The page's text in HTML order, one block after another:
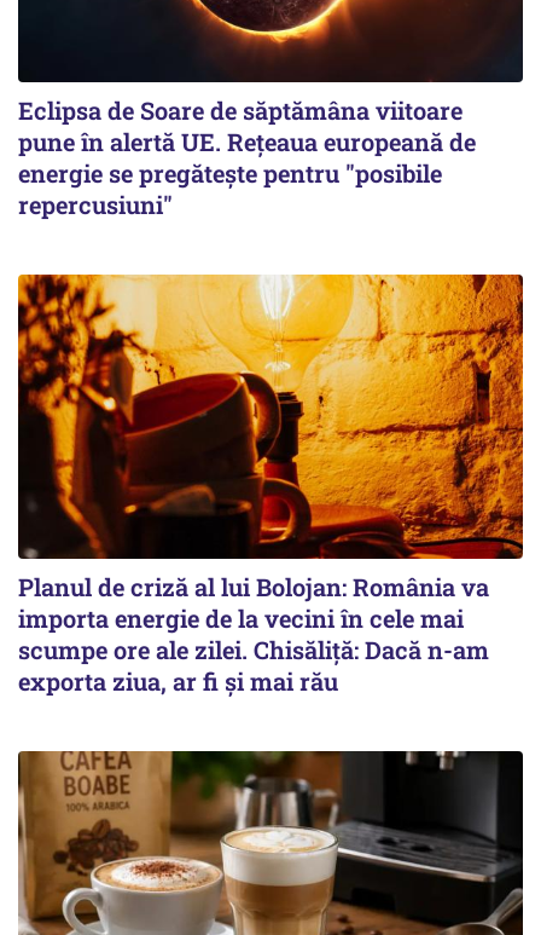
Eclipsa de Soare de săptămâna viitoare
pune în alertă UE. Rețeaua europeană de
energie se pregătește pentru "posibile
repercusiuni"
Planul de criză al lui Bolojan: România va
importa energie de la vecini în cele mai
scumpe ore ale zilei. Chisăliță: Dacă n-am
exporta ziua, ar fi și mai rău